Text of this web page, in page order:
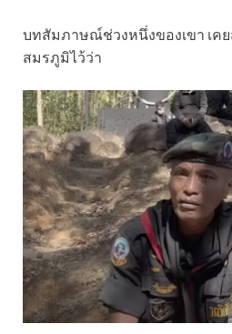
บทสัมภาษณ์ช่วงหนึ่งของเขา เค
สมรภูมิไว้ว่า